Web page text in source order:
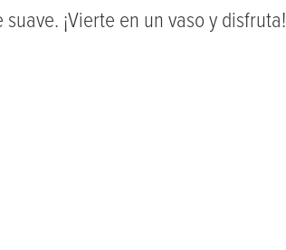
¡Vierte en un vaso y disfruta!